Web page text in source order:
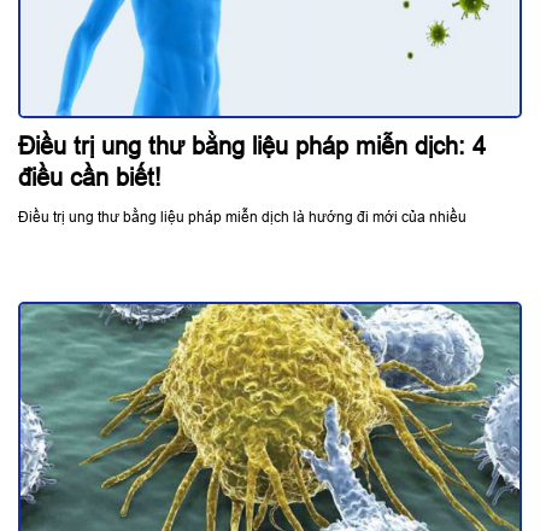
Điều trị ung thư bằng liệu pháp miễn dịch: 4
điều cần biết!
Điều trị ung thư bằng liệu pháp miễn dịch là hướng đi mới của nhiều